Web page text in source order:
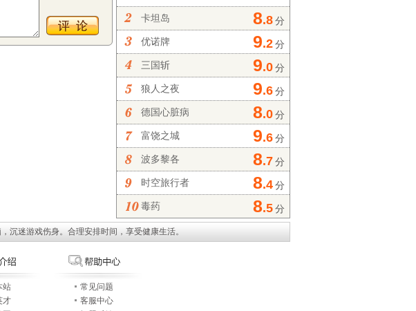
8.8 分
卡坦岛
9.2 分
优诺牌
9.0 分
三国斩
9.6 分
狼人之夜
8.0 分
德国心脏病
9.6 分
富饶之城
8.7 分
波多黎各
8.4 分
时空旅行者
8.5 分
毒药
沉迷游戏伤身。合理安排时间，享受健康生活。
站
才
常见问题
客服中心